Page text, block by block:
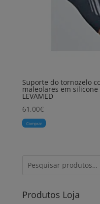
Suporte do tornozelo
maleolares em silicone
LEVAMED
61,00€
Comprar
Produtos Loja